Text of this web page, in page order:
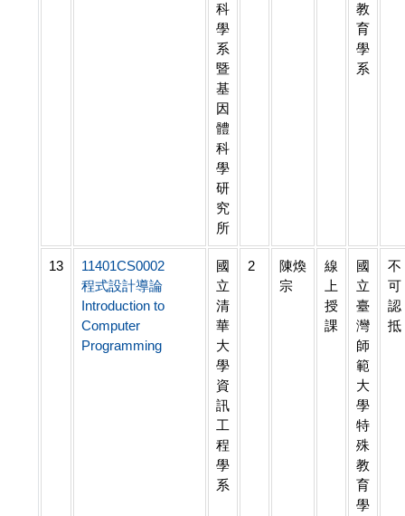
科
學
系
暨
基
因
體
科
學
研
究
所
教
育
學
系
13
11401CS0002
程式設計導論
Introduction to
Computer
Programming
國
立
清
華
大
學
資
訊
工
程
學
系
2
陳煥
宗
線
上
授
課
國
立
臺
灣
師
範
大
學
特
殊
教
育
學
不
可
認
抵